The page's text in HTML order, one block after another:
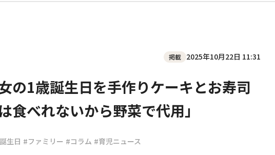
掲載 2025年10月22日 11:31
の1歳誕生日を手作りケーキとお寿司
食べれないから野菜で代用」
生日 #ファミリー #コラム #育児ニュース